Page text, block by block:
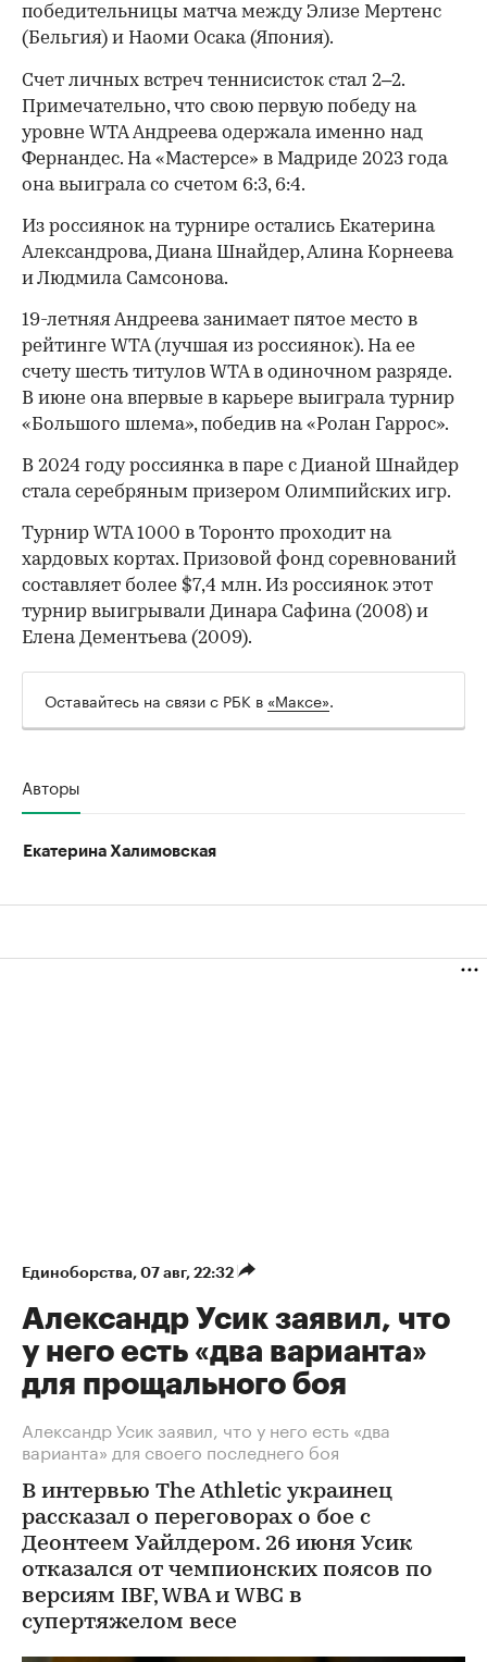
победительницы матча между Элизе Мертенс
(Бельгия) и Наоми Осака (Япония).
Счет личных встреч теннисисток стал 2–2.
Примечательно, что свою первую победу на
уровне WTA Андреева одержала именно над
Фернандес. На «Мастерсе» в Мадриде 2023 года
она выиграла со счетом 6:3, 6:4.
Из россиянок на турнире остались Екатерина
Александрова, Диана Шнайдер, Алина Корнеева
и Людмила Самсонова.
19-летняя Андреева занимает пятое место в
рейтинге WTA (лучшая из россиянок). На ее
счету шесть титулов WTA в одиночном разряде.
В июне она впервые в карьере выиграла турнир
«Большого шлема», победив на «Ролан Гаррос».
В 2024 году россиянка в паре с Дианой Шнайдер
стала серебряным призером Олимпийских игр.
Турнир WTA 1000 в Торонто проходит на
хардовых кортах. Призовой фонд соревнований
составляет более $7,4 млн. Из россиянок этот
турнир выигрывали Динара Сафина (2008) и
Елена Дементьева (2009).
Оставайтесь на связи с РБК в «Максе».
Авторы
Екатерина Халимовская
Единоборства⁠, 07 авг, 22:32
Александр Усик заявил, что
у него есть «два варианта»
для прощального боя
Александр Усик заявил, что у него есть «два
варианта» для своего последнего боя
В интервью The Athletic украинец
рассказал о переговорах о бое с
Деонтеем Уайлдером. 26 июня Усик
отказался от чемпионских поясов по
версиям IBF, WBA и WBC в
супертяжелом весе